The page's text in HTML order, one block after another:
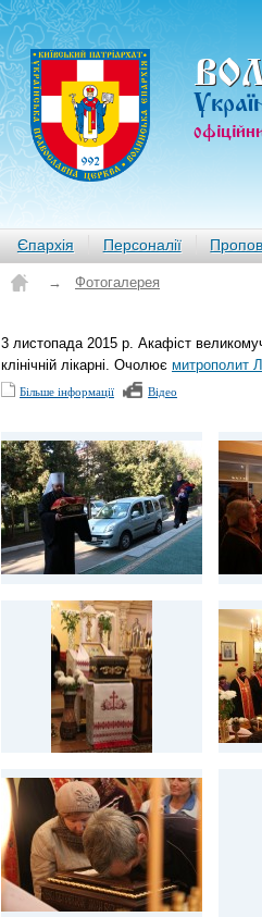
Єпархія Персоналії
→ Фотогалерея
3 листопада 2015 р. Акафіст
клінічній лікарні. Очолює митрополит
Більше інформації Відео